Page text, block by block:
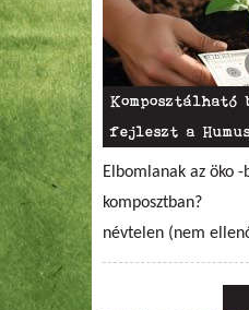
Komposztálható
fejleszt a
Elbomlanak az öko
komposztban?
névtelen (nem